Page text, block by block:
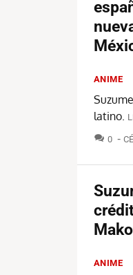
ANIME
latino.
0
ANIME